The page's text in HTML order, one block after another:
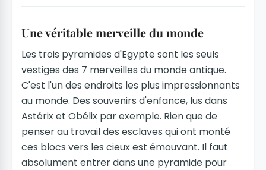
Une véritable merveille du monde
Les trois pyramides d'Egypte sont les seuls
vestiges des 7 merveilles du monde antique.
C'est l'un des endroits les plus impressionnants
au monde. Des souvenirs d'enfance, lus dans
Astérix et Obélix par exemple. Rien que de
penser au travail des esclaves qui ont monté
ces blocs vers les cieux est émouvant. Il faut
absolument entrer dans une pyramide pour